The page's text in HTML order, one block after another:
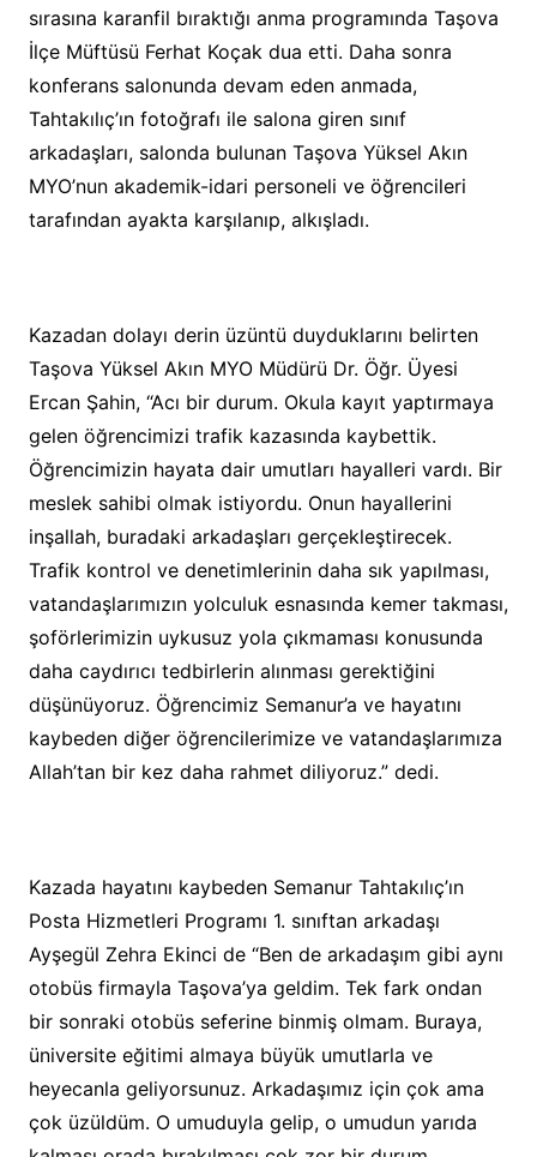
sırasına karanfil bıraktığı anma programında Taşova
İlçe Müftüsü Ferhat Koçak dua etti. Daha sonra
konferans salonunda devam eden anmada,
Tahtakılıç’ın fotoğrafı ile salona giren sınıf
arkadaşları, salonda bulunan Taşova Yüksel Akın
MYO’nun akademik-idari personeli ve öğrencileri
tarafından ayakta karşılanıp, alkışladı.
Kazadan dolayı derin üzüntü duyduklarını belirten
Taşova Yüksel Akın MYO Müdürü Dr. Öğr. Üyesi
Ercan Şahin, “Acı bir durum. Okula kayıt yaptırmaya
gelen öğrencimizi trafik kazasında kaybettik.
Öğrencimizin hayata dair umutları hayalleri vardı. Bir
meslek sahibi olmak istiyordu. Onun hayallerini
inşallah, buradaki arkadaşları gerçekleştirecek.
Trafik kontrol ve denetimlerinin daha sık yapılması,
vatandaşlarımızın yolculuk esnasında kemer takması,
şoförlerimizin uykusuz yola çıkmaması konusunda
daha caydırıcı tedbirlerin alınması gerektiğini
düşünüyoruz. Öğrencimiz Semanur’a ve hayatını
kaybeden diğer öğrencilerimize ve vatandaşlarımıza
Allah’tan bir kez daha rahmet diliyoruz.” dedi.
Kazada hayatını kaybeden Semanur Tahtakılıç’ın
Posta Hizmetleri Programı 1. sınıftan arkadaşı
Ayşegül Zehra Ekinci de “Ben de arkadaşım gibi aynı
otobüs firmayla Taşova’ya geldim. Tek fark ondan
bir sonraki otobüs seferine binmiş olmam. Buraya,
üniversite eğitimi almaya büyük umutlarla ve
heyecanla geliyorsunuz. Arkadaşımız için çok ama
çok üzüldüm. O umuduyla gelip, o umudun yarıda